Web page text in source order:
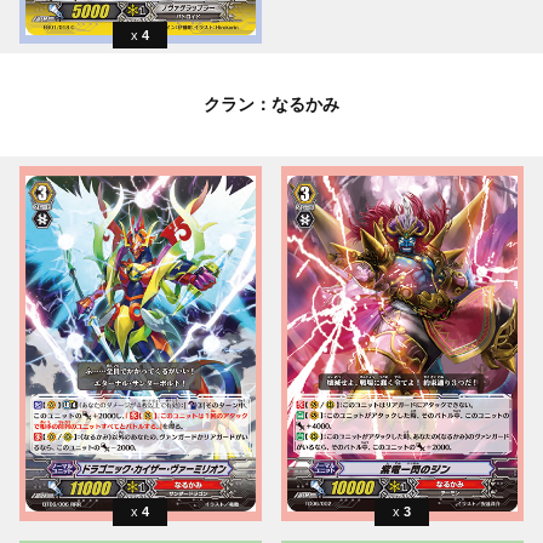
4
クラン：なるかみ
4 3